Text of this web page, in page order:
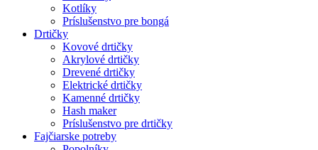
Kotlíky
Príslušenstvo pre bongá
Drtičky
Kovové drtičky
Akrylové drtičky
Drevené drtičky
Elektrické drtičky
Kamenné drtičky
Hash maker
Príslušenstvo pre drtičky
Fajčiarske potreby